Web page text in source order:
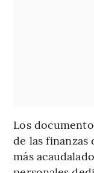
Los
de las
más